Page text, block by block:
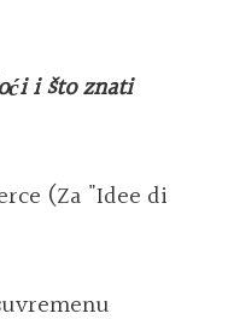
i što znati
(Za "Idee di